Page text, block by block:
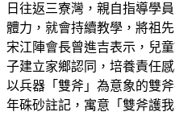
日往返三寮灣，親自指導學
體力，就會持續教學，將祖
宋江陣會長曾進吉表示，兒
子建立家鄉認同，培養責任
以兵器「雙斧」為意象的雙
年硃砂註記，寓意「雙斧護